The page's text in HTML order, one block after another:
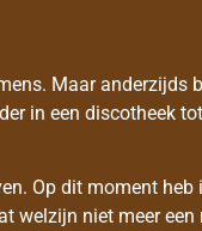
Maar
in een discotheek
Op dit moment
welzijn niet meer